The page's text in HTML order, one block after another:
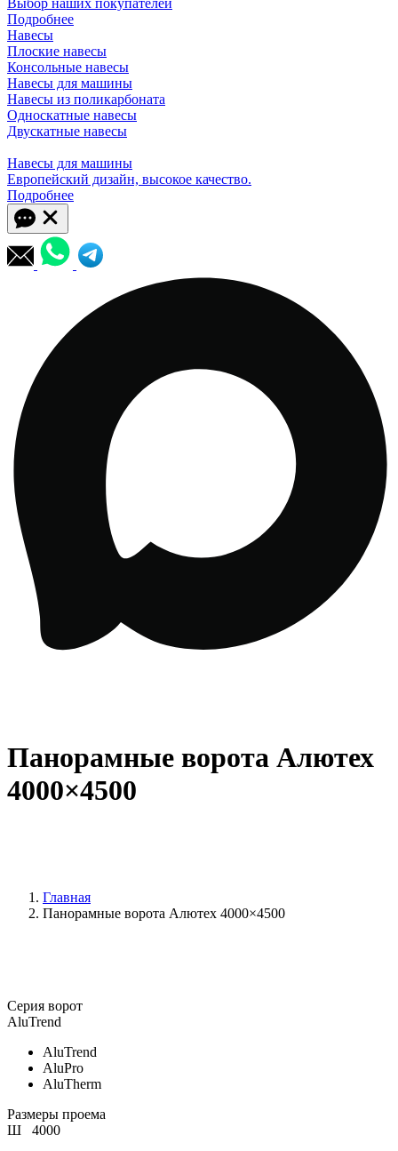
Выбор наших покупателей
Подробнее
Навесы
Плоские навесы
Консольные навесы
Навесы для машины
Навесы из поликарбоната
Односкатные навесы
Двускатные навесы
Навесы для машины
Европейский дизайн, высокое качество.
Подробнее
Панорамные ворота Алютех
4000×4500
Главная
Панорамные ворота Алютех 4000×4500
Серия ворот
AluTrend
AluTrend
AluPro
AluTherm
Размеры проема
Ш 4000